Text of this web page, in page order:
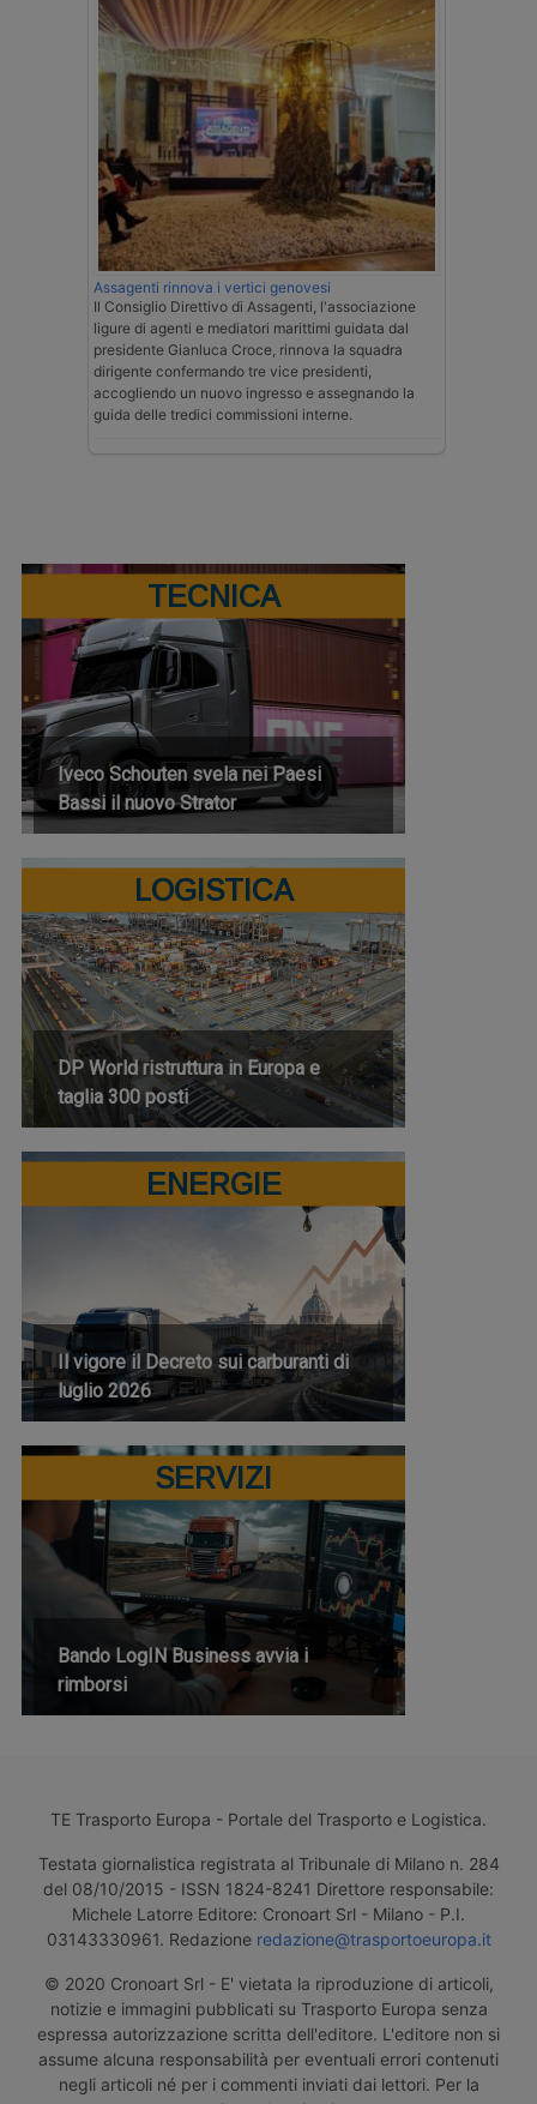
Assagenti rinnova i vertici genovesi
Il Consiglio Direttivo di Assagenti, l'associazione
ligure di agenti e mediatori marittimi guidata dal
presidente Gianluca Croce, rinnova la squadra
dirigente confermando tre vice presidenti,
accogliendo un nuovo ingresso e assegnando la
guida delle tredici commissioni interne.
TECNICA
Iveco Schouten svela nei Paesi
Bassi il nuovo Strator
LOGISTICA
DP World ristruttura in Europa e
taglia 300 posti
ENERGIE
Il vigore il Decreto sui carburanti di
luglio 2026
SERVIZI
Bando LogIN Business avvia i
rimborsi
TE Trasporto Europa - Portale del Trasporto e Logistica.
Testata giornalistica registrata al Tribunale di Milano n. 284
del 08/10/2015 - ISSN 1824-8241 Direttore responsabile:
Michele Latorre Editore: Cronoart Srl - Milano - P.I.
03143330961. Redazione redazione@trasportoeuropa.it
© 2020 Cronoart Srl - E' vietata la riproduzione di articoli,
notizie e immagini pubblicati su Trasporto Europa senza
espressa autorizzazione scritta dell'editore. L'editore non si
assume alcuna responsabilità per eventuali errori contenuti
negli articoli né per i commenti inviati dai lettori. Per la